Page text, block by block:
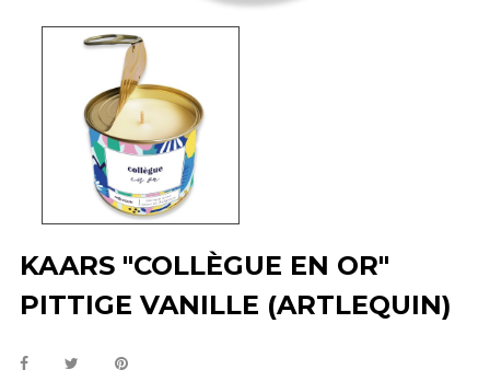
KAARS "COLLÈGUE EN OR"
PITTIGE VANILLE (ARTLEQUIN)